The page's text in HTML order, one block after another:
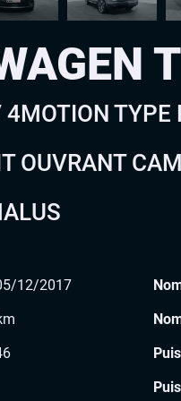
TYPE
OUVRANT
12/2017